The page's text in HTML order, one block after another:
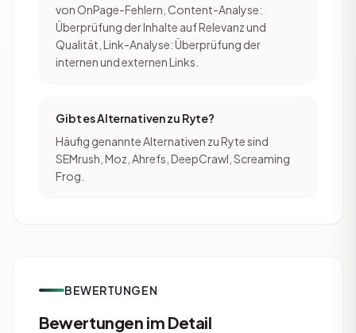
von OnPage-Fehlern, Content-Analyse:
Überprüfung der Inhalte auf Relevanz und
Qualität, Link-Analyse: Überprüfung der
internen und externen Links.
Gibt es Alternativen zu Ryte?
Häufig genannte Alternativen zu Ryte sind
SEMrush, Moz, Ahrefs, DeepCrawl, Screaming
Frog.
BEWERTUNGEN
Bewertungen im Detail